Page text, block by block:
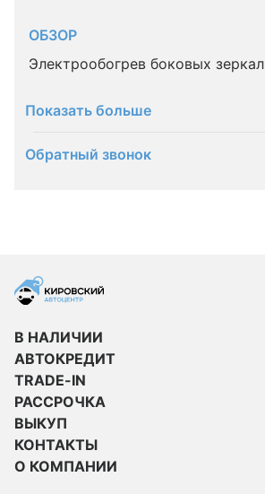
ОБЗОР
Электрообогрев боковых зеркал
Показать больше
Обратный звонок
В НАЛИЧИИ
АВТОКРЕДИТ
TRADE-IN
РАССРОЧКА
ВЫКУП
КОНТАКТЫ
О КОМПАНИИ